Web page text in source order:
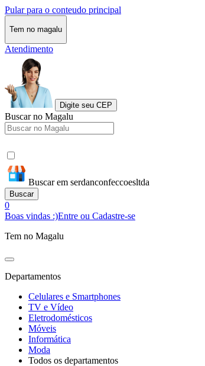
Pular para o conteudo principal
Tem no magalu
Atendimento
Digite seu CEP
Buscar no Magalu
Buscar em serdanconfeccoesltda
Buscar
0
Boas vindas :)Entre ou Cadastre-se
Tem no Magalu
Departamentos
Celulares e Smartphones
TV e Vídeo
Eletrodomésticos
Móveis
Informática
Moda
Todos os departamentos